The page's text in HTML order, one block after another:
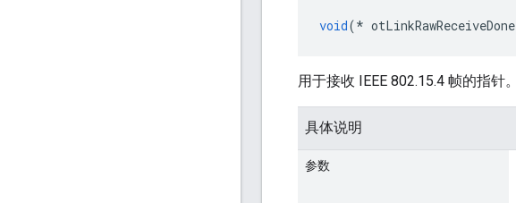
void(* otLinkRawReceiveDone
用于接收 IEEE 802.15.4 帧的指针。
具体说明
参数